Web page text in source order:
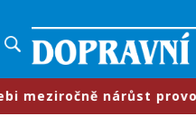
nárůst provozu